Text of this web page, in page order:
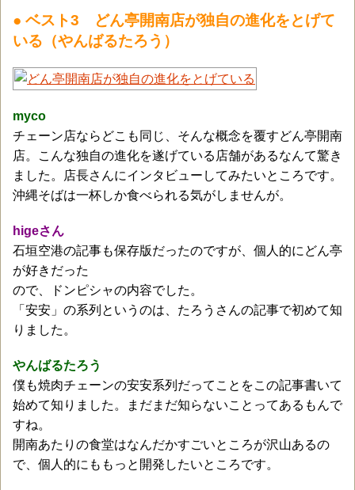
● ベスト3 どん亭開南店が独自の進化をとげて
いる（やんばるたろう）
myco
チェーン店ならどこも同じ、そんな概念を覆すどん亭開南
店。こんな独自の進化を遂げている店舗があるなんて驚き
ました。店長さんにインタビューしてみたいところです。
沖縄そばは一杯しか食べられる気がしませんが。
higeさん
石垣空港の記事も保存版だったのですが、個人的にどん亭
が好きだった
ので、ドンピシャの内容でした。
「安安」の系列というのは、たろうさんの記事で初めて知
りました。
やんばるたろう
僕も焼肉チェーンの安安系列だってことをこの記事書いて
始めて知りました。まだまだ知らないことってあるもんで
すね。
開南あたりの食堂はなんだかすごいところが沢山あるの
で、個人的にももっと開発したいところです。